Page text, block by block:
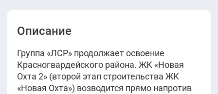
Описание
Группа «ЛСР» продолжает освоение
Красногвардейского района. ЖК «Новая
Охта 2» (второй этап строительства ЖК
«Новая Охта») возводится прямо напротив